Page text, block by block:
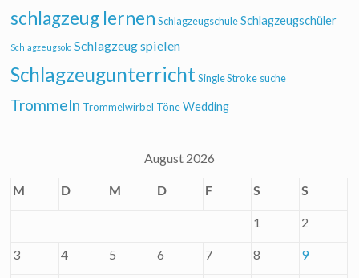
schlagzeug lernen Schlagzeugschule Schlagzeugschüler
Schlagzeugsolo Schlagzeug spielen
Schlagzeugunterricht Single Stroke suche
Trommeln Trommelwirbel Töne Wedding
August 2026
M D M D F S S
1 2
3 4 5 6 7 8 9